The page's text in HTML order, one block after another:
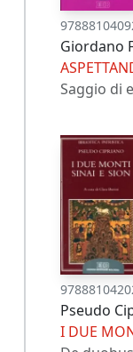
Giordano
Saggio di
Pseudo
I DUE